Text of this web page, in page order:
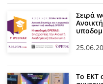
Σειρά
Το ΕΚΤ